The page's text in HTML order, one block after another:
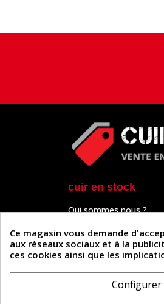
cuir en stock
Qui sommes nous ?
Paiement sécurisé
Un problème de
Frais de livraison
Formulaire de
Ce magasin vous demande
aux réseaux sociaux et à la
ces cookies ainsi que les
Configurer